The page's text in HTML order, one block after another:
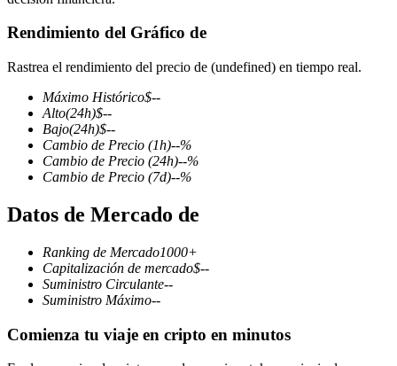
Futuros COIN-M
Futuros de criptomonedas
TradFi
primas
Rendimiento del Gráfico de
Rastrea el rendimiento del precio de (undefined) en tiempo real.
Máximo Histórico$--
Alto(24h)$--
Bajo(24h)$--
Cambio de Precio (1h)--%
Cambio de Precio (24h)--%
Cambio de Precio (7d)--%
Datos de Mercado de
Ranking de Mercado1000+
Capitalización de mercado$--
Suministro Circulante--
Suministro Máximo--
Comienza tu viaje en cripto en minutos